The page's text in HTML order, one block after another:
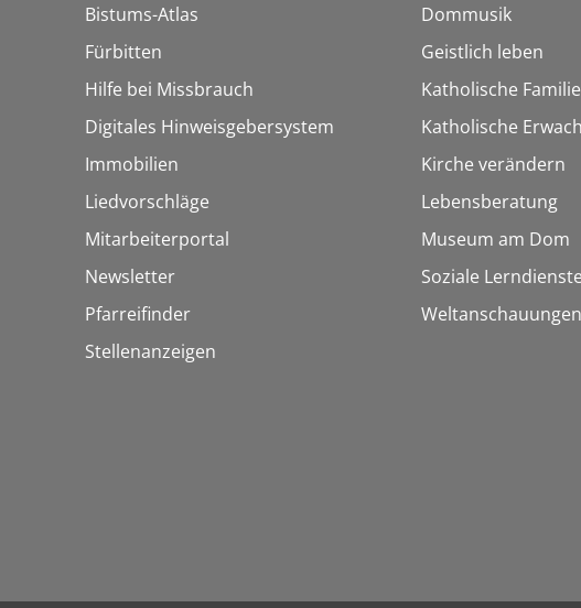
Bistums-Atlas
Fürbitten
Hilfe bei Missbrauch
Digitales Hinweisgebersystem
Immobilien
Liedvorschläge
Mitarbeiterportal
Newsletter
Pfarreifinder
Stellenanzeigen
Dommusik
Geistlich leben
Katholische
Katholische
Kirche verändern
Lebensberatung
Museum am Dom
Soziale Lerndienste